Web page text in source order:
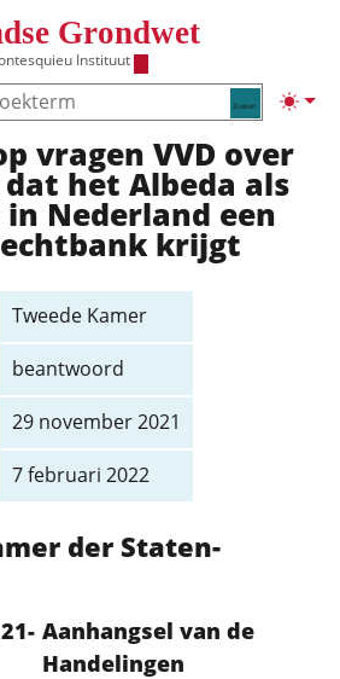
Grondwet
Instituut
Zoeken
vragen VVD over
het Albeda als
Nederland een
krijgt
Tweede Kamer
beantwoord
29 november 2021
7 februari 2022
der Staten-
Aanhangsel van de
Handelingen